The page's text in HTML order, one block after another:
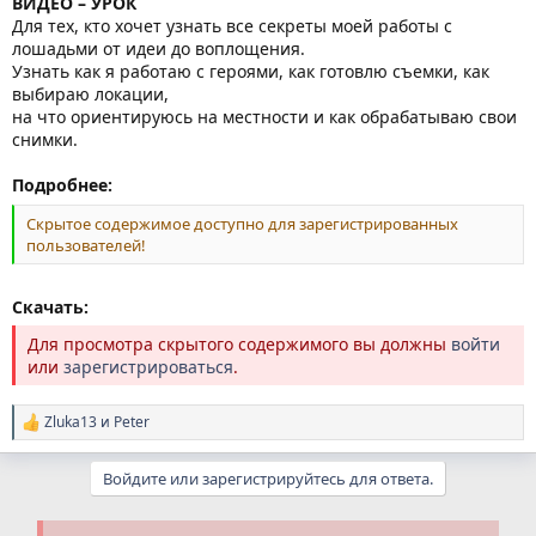
Для тех, кто хочет узнать все секреты моей работы с
лошадьми от идеи до воплощения.
Узнать как я работаю с героями, как готовлю съемки, как
выбираю локации,
на что ориентируюсь на местности и как обрабатываю свои
снимки.
Подробнее:
Скрытое содержимое доступно для зарегистрированных
пользователей!
Скачать:
Для просмотра скрытого содержимого вы должны войти
или зарегистрироваться.
Р
е
Zluka13 и Peter
Войдите или зарегистрируйтесь для ответа.